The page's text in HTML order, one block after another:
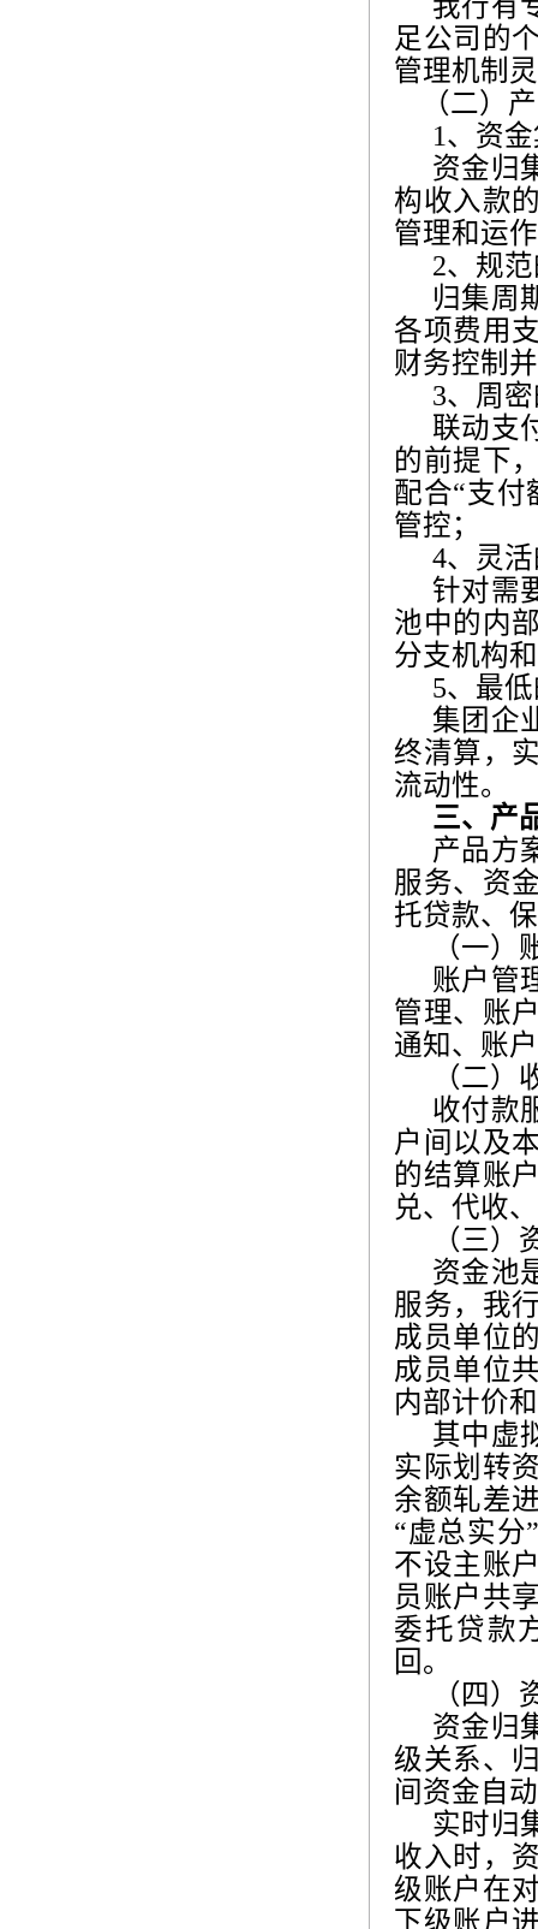
足公司的
管理机制
（二）
1、资
资金归
构收入款
管理和运
2、规
归集周
各项费用
财务控制
3、周
联动支
的前提下
配合“支
管控；
4、灵
针对需
池中的内
分支机构
5、最
集团企
终清算，
流动性。
三、产
产品方
服务、资
托贷款、
（一）
账户管
管理、账
通知、账
（二）
收付款
户间以及
的结算账
兑、代收
（三）
资金池
服务，我
成员单位
成员单位
内部计价
其中虚
实际划转
余额轧差
“虚总实分
不设主账
员账户共
委托贷款
回。
（四）
资金归
级关系、
间资金自
实时归
收入时，
级账户在
下级账户